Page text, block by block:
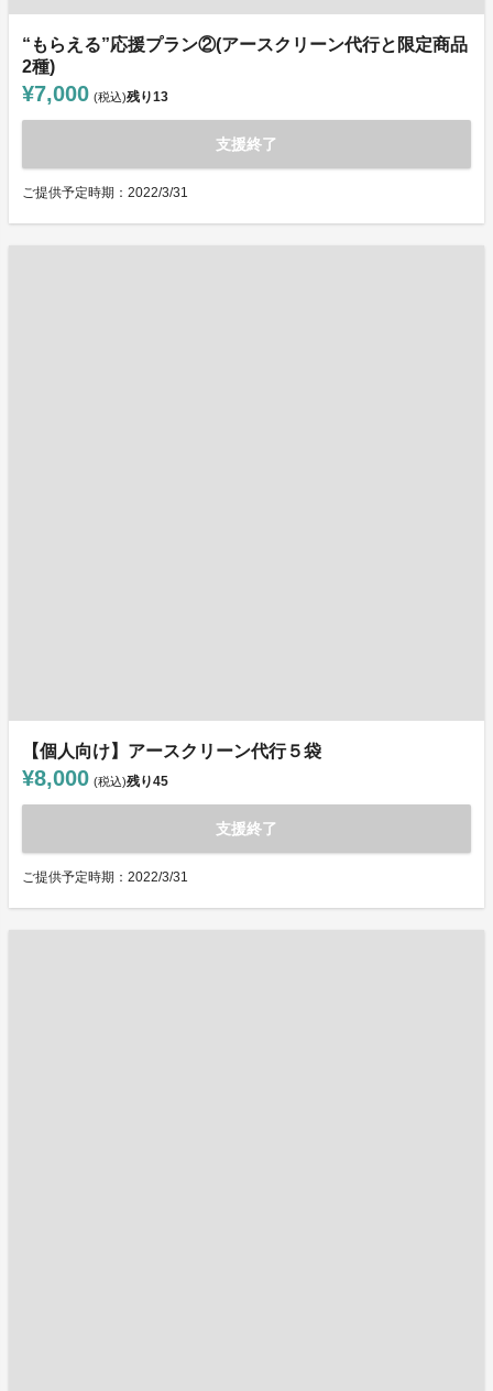
“もらえる”応援プラン②(アースクリーン代行と限定商品
2種)
¥7,000 (税込)残り13
支援終了
ご提供予定時期：2022/3/31
【個人向け】アースクリーン代行５袋
¥8,000 (税込)残り45
支援終了
ご提供予定時期：2022/3/31